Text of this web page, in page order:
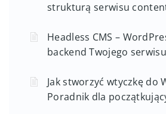
strukturą serwisu
Headless CMS –
backend Twojego serwisu
Jak stworzyć wtyczkę do
Poradnik dla